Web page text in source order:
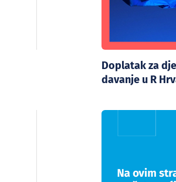
Doplatak za
davanje u R